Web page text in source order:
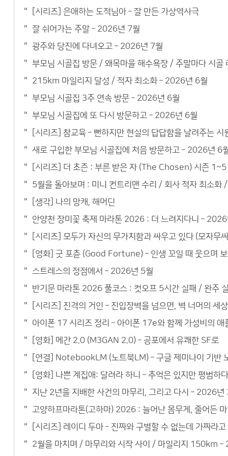
[시리즈] 은애하는 도적님아 – 잘 만든 가상역사극
잘 쉬어가는 주말 – 2026년 7월
광주와 당진에 다녀오고 – 2026년 7월
부모님 시골집 방문 / 왜목마을 해수욕장 / 주말마다 시
215km 마일리지 달성 / 적자 최소화 – 2026년 6월
부모님 시골집 3주 연속 방문 – 2026년 6월
부모님 시골집에 또 다시 방문하고 – 2026년 6월
[시리즈] 참교육 – 뻔하지만 현실의 답답함을 날려주는 시
새로 구입한 부모님 시골집에 처음 방문하고 – 2026년 6
[시리즈] 더 초즌 : 부른 받은 자 (The Chosen) 시즌 1~5
5월을 돌아보며 : 미니 컨트리맨 수리 / 회사 적자 최소
[생각] 나의 망캐, 해머딘
안양천 장미꽃 축제 마라톤 2026 : 더 느려지다니 –
[시리즈] 모두가 자신의 무가치함과 싸우고 있다 (모자
[영화] 굿 포츈 (Good Fortune) – 인생 꼬일 때 웃으며
스트레스의 정점에서 – 2026년 5월
반기문 마라톤 2026 풀코스 : 컷오프 5시간 실패 / 완주
[시리즈] 진격의 거인 – 진입장벽을 넘으면, 벽 너머의 세
아이폰 17 시리즈 정리 – 아이폰 17e와 함께 가성비의 애
[영화] 메간 2.0 (M3GAN 2.0) – 공포에서 유쾌한 SF로
[연결] NotebookLM (노트북LM) – 구글 제미나이 기반
[영화] 나쁜 계집애: 달려라 하니 – 추억은 있지만 평범하다
지난 2년을 지배한 사건의 마무리, 그리고 다시 – 2026년
고양하프마라톤(고하마) 2026 : 늘어난 몸무게, 줄어든
[시리즈] 레이디 두아 – 진짜와 구별할 수 없는데 가짜라
2월을 마치며 / 마무리와 시작 사이 / 마일리지 150km